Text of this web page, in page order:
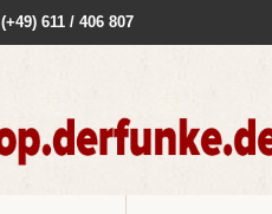
(+49) 611 / 406 807